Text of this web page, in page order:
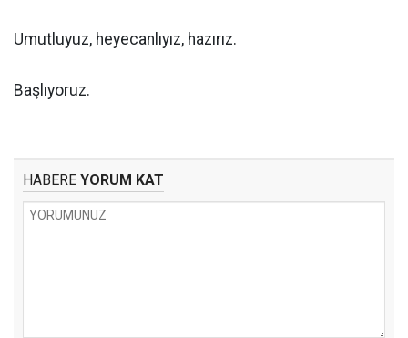
Umutluyuz, heyecanlıyız, hazırız.
Başlıyoruz.
HABERE YORUM KAT